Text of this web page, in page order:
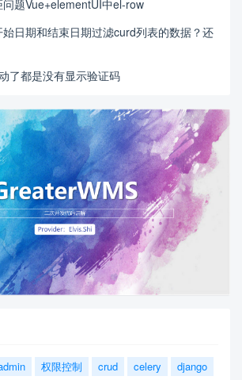
题Vue+elementUI中el-row
日期和结束日期过滤curd列表的数据？还
了都是没有显示验证码
权限控制 crud celery
django